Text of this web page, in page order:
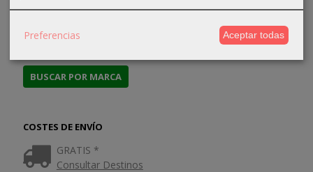
MARCAS
COSTES DE ENVÍO
GRATIS *
Consultar Destinos
Preferencias Aceptar todas